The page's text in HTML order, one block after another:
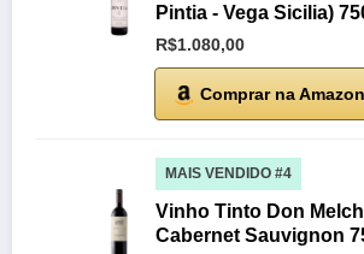
Pintia - Vega Sicilia)
R$1.080,00
Comprar na Amazon
MAIS VENDIDO #4
Vinho Tinto Don
Cabernet Sauvignon